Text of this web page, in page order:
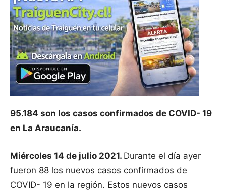
95.184 son los casos confirmados de COVID- 19
en La Araucanía.
Miércoles 14 de julio 2021. Durante el día ayer
fueron 88 los nuevos casos confirmados de
COVID- 19 en la región. Estos nuevos casos